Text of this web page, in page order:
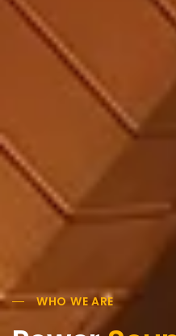
WHO WE ARE